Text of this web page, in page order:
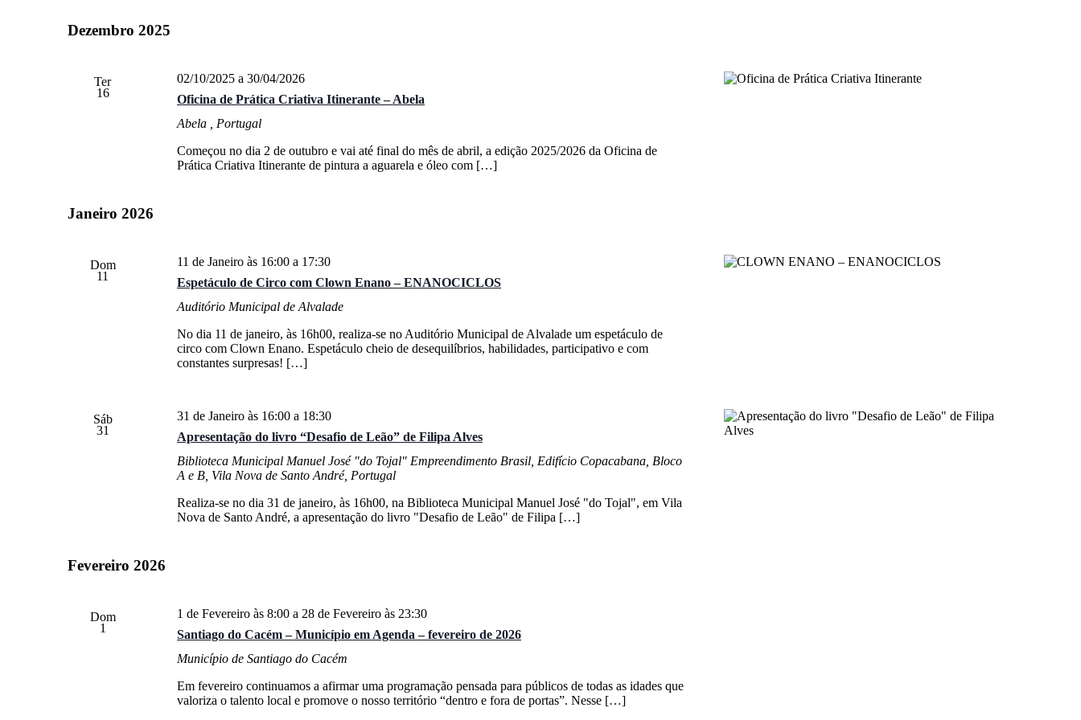
Eventos
palavra-
Dezembro 2025
Ter
16
Oficina de Prática Criativa Itinerante – Abela
02/10/2025a 30/04/2026
Abela
, Portugal
Começou no dia 2 de outubro e vai até final do mês de abril, a edição 2025/2026 da Oficina de
Prática Criativa Itinerante de pintura a aguarela e óleo com […]
Janeiro 2026
Dom
11
Espetáculo de Circo com Clown Enano – ENANOCICLOS
11 de Janeiro às 16:00a 17:30
Auditório Municipal de Alvalade
No dia 11 de janeiro, às 16h00, realiza-se no Auditório Municipal de Alvalade um espetáculo de
circo com Clown Enano. Espetáculo cheio de desequilíbrios, habilidades, participativo e com
constantes surpresas! […]
Sáb
31
Apresentação do livro “Desafio de Leão” de Filipa Alves
31 de Janeiro às 16:00a 18:30
Biblioteca Municipal Manuel José "do Tojal" Empreendimento Brasil, Edifício Copacabana, Bloco
A e B, Vila Nova de Santo André, Portugal
Realiza-se no dia 31 de janeiro, às 16h00, na Biblioteca Municipal Manuel José "do Tojal", em Vila
Nova de Santo André, a apresentação do livro "Desafio de Leão" de Filipa […]
Fevereiro 2026
Dom
1
Santiago do Cacém – Município em Agenda – fevereiro de 2026
1 de Fevereiro às 8:00a 28 de Fevereiro às 23:30
Município de Santiago do Cacém
Em fevereiro continuamos a afirmar uma programação pensada para públicos de todas as idades que
valoriza o talento local e promove o nosso território “dentro e fora de portas”. Nesse […]